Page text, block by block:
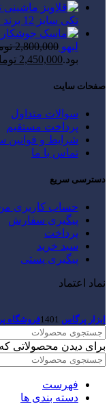
تکی سایز 12 برند TAPS
لیهو 2,800,000
بود.2,450,000
صفحات سایت
سوالات متداول
پرداخت مستقیم
شرایط و قوانین
تماس با ما
دسترسی سریع
حساب کاربری
پیگیری سفارش
پرداخت
سبد خرید
پیگیری پستی
نماد اعتماد
ابزار پرگاس 1401فروشگاه
برای دیدن محصولاتی
فهرست
دسته بندی ها